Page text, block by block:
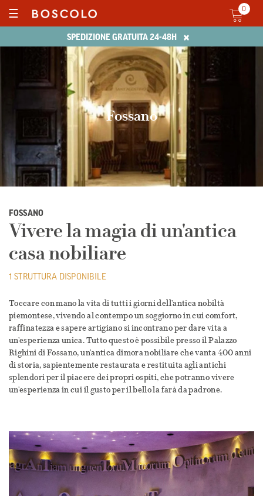
SPEDIZIONE GRATUITA 24-48H ×
☰ 0
Fossano
FOSSANO
Vivere la magia di un'antica
casa nobiliare
1 STRUTTURA DISPONIBILE
Toccare con mano la vita di tutti i giorni dell'antica nobiltà
piemontese, vivendo al contempo un soggiorno in cui comfort,
raffinatezza e sapere artigiano si incontrano per dare vita a
un'esperienza unica. Tutto questo è possibile presso il Palazzo
Righini di Fossano, un'antica dimora nobiliare che vanta 400 anni
di storia, sapientemente restaurata e restituita agli antichi
splendori per il piacere dei propri ospiti, che potranno vivere
un'esperienza in cui il gusto per il bello la farà da padrone.